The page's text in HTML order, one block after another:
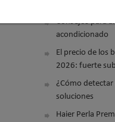
Consejos para
acondicionado
El precio de los
2026: fuerte
¿Cómo
soluciones
Haier Perla